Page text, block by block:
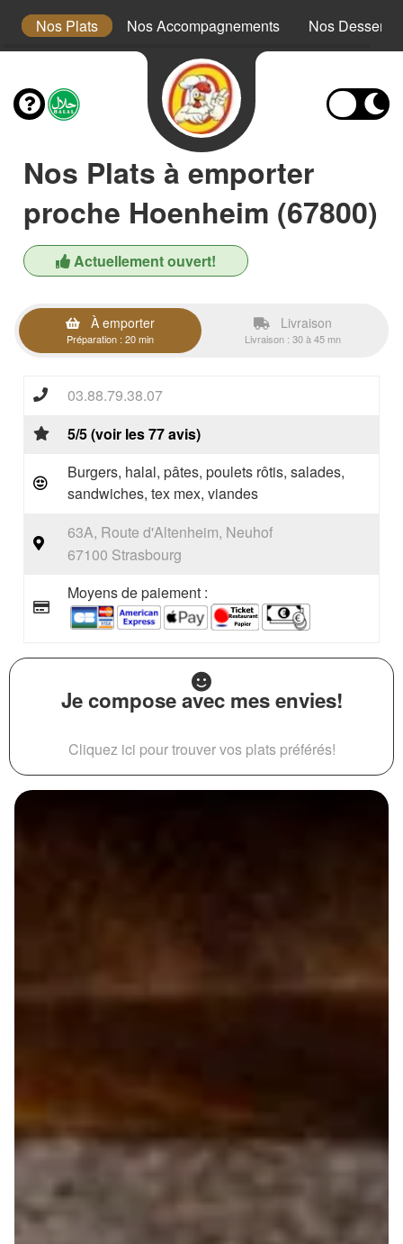
Nos Plats Nos Accompagnements Nos Desserts
Nos Plats à emporter
proche Hoenheim (67800)
Actuellement ouvert!
À emporter
Préparation : 20 min
Livraison
Livraison : 30 à 45 mn
03.88.79.38.07
5/5 (voir les 77 avis)
Burgers, halal, pâtes, poulets rôtis, salades,
sandwiches, tex mex, viandes
63A, Route d'Altenheim, Neuhof
67100 Strasbourg
Moyens de paiement :
Je compose avec mes envies!
Cliquez ici pour trouver vos plats préférés!